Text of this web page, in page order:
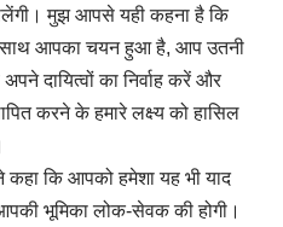
मुझ आपसे यही कहना है कि
के साथ आपका चयन हुआ है, आप उतनी
अपने दायित्वों का निर्वाह करें और
करने के हमारे लक्ष्य को हासिल
कहा कि आपको हमेशा यह भी याद
भूमिका लोक-सेवक की होगी।